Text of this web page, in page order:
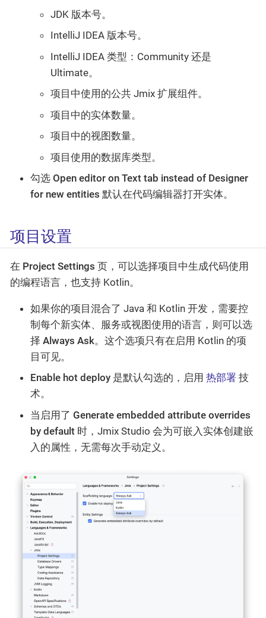
JDK 版本号。
IntelliJ IDEA 版本号。
IntelliJ IDEA 类型：Community 还是
Ultimate。
项目中使用的公共 Jmix 扩展组件。
项目中的实体数量。
项目中的视图数量。
项目使用的数据库类型。
勾选 Open editor on Text tab instead of Designer
for new entities 默认在代码编辑器打开实体。
项目设置
在 Project Settings 页，可以选择项目中生成代码使用
的编程语言，也支持 Kotlin。
如果你的项目混合了 Java 和 Kotlin 开发，需要控
制每个新实体、服务或视图使用的语言，则可以选
择 Always Ask。这个选项只有在启用 Kotlin 的项
目可见。
Enable hot deploy 是默认勾选的，启用 热部署 技
术。
当启用了 Generate embedded attribute overrides
by default 时，Jmix Studio 会为可嵌入实体创建嵌
入的属性，无需每次手动定义。